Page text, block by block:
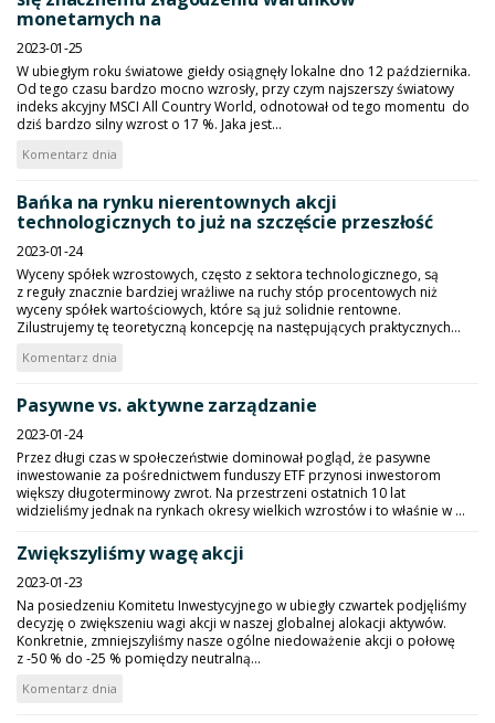
monetarnych na
2023-01-25
W ubiegłym roku światowe giełdy osiągnęły lokalne dno 12 października.
Od tego czasu bardzo mocno wzrosły, przy czym najszerszy światowy
indeks akcyjny MSCI All Country World, odnotował od tego momentu do
dziś bardzo silny wzrost o 17 %. Jaka jest...
Komentarz dnia
Bańka na rynku nierentownych akcji
technologicznych to już na szczęście przeszłość
2023-01-24
Wyceny spółek wzrostowych, często z sektora technologicznego, są
z reguły znacznie bardziej wrażliwe na ruchy stóp procentowych niż
wyceny spółek wartościowych, które są już solidnie rentowne.
Zilustrujemy tę teoretyczną koncepcję na następujących praktycznych...
Komentarz dnia
Pasywne vs. aktywne zarządzanie
2023-01-24
Przez długi czas w społeczeństwie dominował pogląd, że pasywne
inwestowanie za pośrednictwem funduszy ETF przynosi inwestorom
większy długoterminowy zwrot. Na przestrzeni ostatnich 10 lat
widzieliśmy jednak na rynkach okresy wielkich wzrostów i to właśnie w ...
Zwiększyliśmy wagę akcji
2023-01-23
Na posiedzeniu Komitetu Inwestycyjnego w ubiegły czwartek podjęliśmy
decyzję o zwiększeniu wagi akcji w naszej globalnej alokacji aktywów.
Konkretnie, zmniejszyliśmy nasze ogólne niedoważenie akcji o połowę
z -50 % do -25 % pomiędzy neutralną...
Komentarz dnia